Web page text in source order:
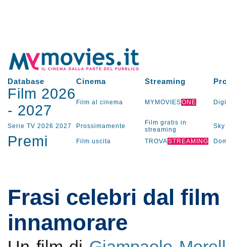
Database Cinema Streaming
Film 2026
- 2027 Film al cinema MYMOVIESONE
Serie TV 2026 2027 Prossimamente
Film gratis in
streaming
Sky
Premi Film uscita TROVASTREAMING
Frasi celebri dal
innamorare